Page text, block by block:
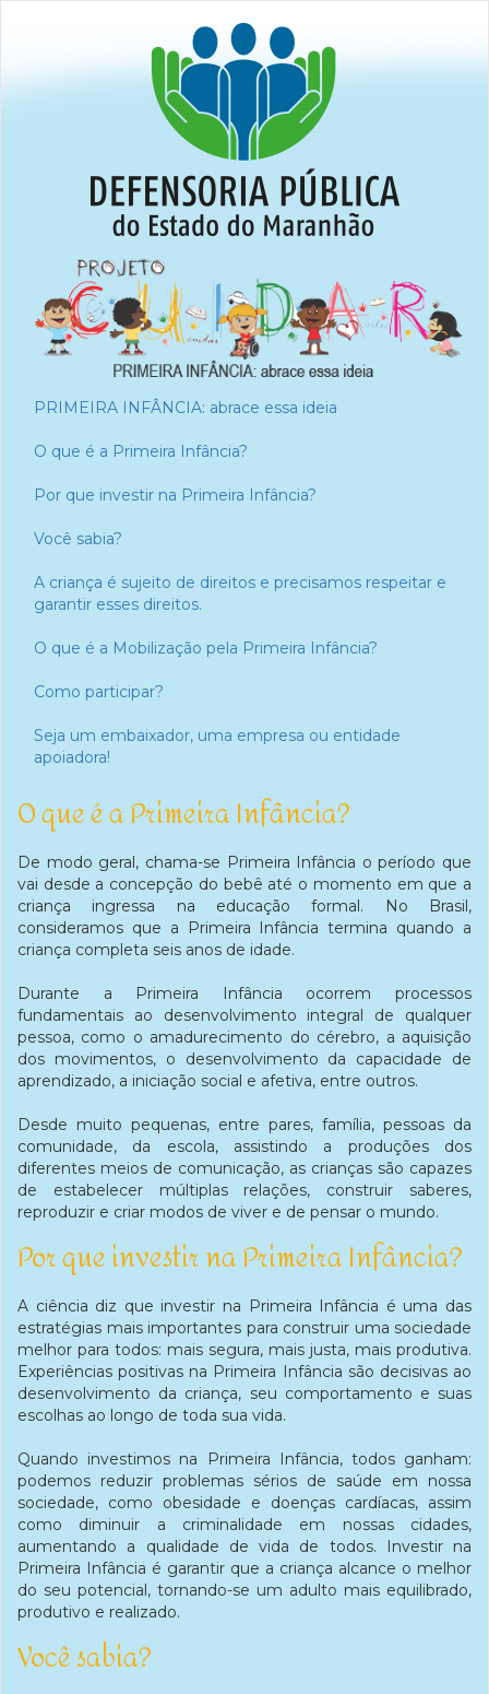
PRIMEIRA INFÂNCIA: abrace essa ideia
O que é a Primeira Infância?
Por que investir na Primeira Infância?
Você sabia?
A criança é sujeito de direitos e precisamos respeitar e
garantir esses direitos.
O que é a Mobilização pela Primeira Infância?
Como participar?
Seja um embaixador, uma empresa ou entidade
apoiadora!
O que é a Primeira Infância?
De modo geral, chama-se Primeira Infância o período que
vai desde a concepção do bebê até o momento em que a
criança ingressa na educação formal. No Brasil,
consideramos que a Primeira Infância termina quando a
criança completa seis anos de idade.
Durante a Primeira Infância ocorrem processos
fundamentais ao desenvolvimento integral de qualquer
pessoa, como o amadurecimento do cérebro, a aquisição
dos movimentos, o desenvolvimento da capacidade de
aprendizado, a iniciação social e afetiva, entre outros.
Desde muito pequenas, entre pares, família, pessoas da
comunidade, da escola, assistindo a produções dos
diferentes meios de comunicação, as crianças são capazes
de estabelecer múltiplas relações, construir saberes,
reproduzir e criar modos de viver e de pensar o mundo.
Por que investir na Primeira Infância?
A ciência diz que investir na Primeira Infância é uma das
estratégias mais importantes para construir uma sociedade
melhor para todos: mais segura, mais justa, mais produtiva.
Experiências positivas na Primeira Infância são decisivas ao
desenvolvimento da criança, seu comportamento e suas
escolhas ao longo de toda sua vida.
Quando investimos na Primeira Infância, todos ganham:
podemos reduzir problemas sérios de saúde em nossa
sociedade, como obesidade e doenças cardíacas, assim
como diminuir a criminalidade em nossas cidades,
aumentando a qualidade de vida de todos. Investir na
Primeira Infância é garantir que a criança alcance o melhor
do seu potencial, tornando-se um adulto mais equilibrado,
produtivo e realizado.
Você sabia?